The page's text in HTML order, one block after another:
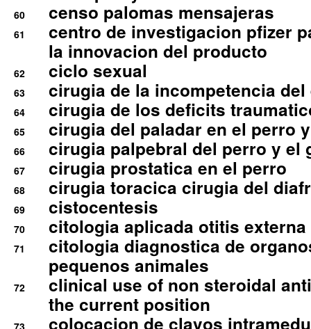
60 censo palomas mensajeras
61
centro de investigacion pfizer
la innovacion del producto
62 ciclo sexual
63 cirugia de la incompetencia
64 cirugia de los deficits
65 cirugia del paladar en el perro
66 cirugia palpebral del perro y el
67 cirugia prostatica en el perro
68 cirugia toracica cirugia del
69 cistocentesis
70 citologia aplicada otitis externa
71
citologia diagnostica de
pequenos animales
72
clinical use of non steroidal
the current position
colocacion de clavos